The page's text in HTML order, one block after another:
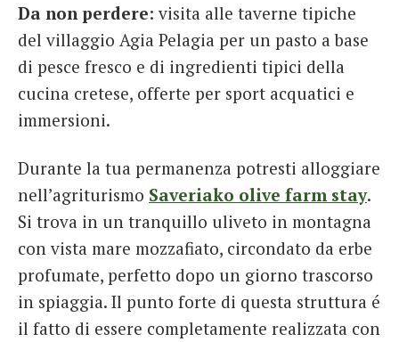
Da non perdere: visita alle taverne tipiche
del villaggio Agia Pelagia per un pasto a base
di pesce fresco e di ingredienti tipici della
cucina cretese, offerte per sport acquatici e
immersioni.
Durante la tua permanenza potresti alloggiare
nell’agriturismo Saveriako olive farm stay.
Si trova in un tranquillo uliveto in montagna
con vista mare mozzafiato, circondato da erbe
profumate, perfetto dopo un giorno trascorso
in spiaggia. Il punto forte di questa struttura é
il fatto di essere completamente realizzata con